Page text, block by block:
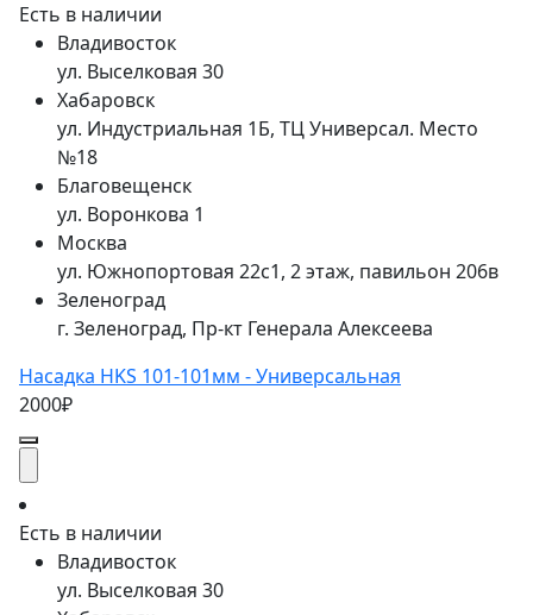
Есть в наличии
Владивосток
ул. Выселковая 30
Хабаровск
ул. Индустриальная 1Б, ТЦ Универсал. Место
№18
Благовещенск
ул. Воронкова 1
Москва
ул. Южнопортовая 22с1, 2 этаж, павильон 206в
Зеленоград
г. Зеленоград, Пр-кт Генерала Алексеева
Насадка HKS 101-101мм - Универсальная
2000₽
Есть в наличии
Владивосток
ул. Выселковая 30